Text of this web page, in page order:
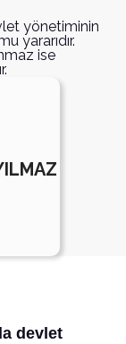
yönetiminin
yararıdır.
ise
devlet